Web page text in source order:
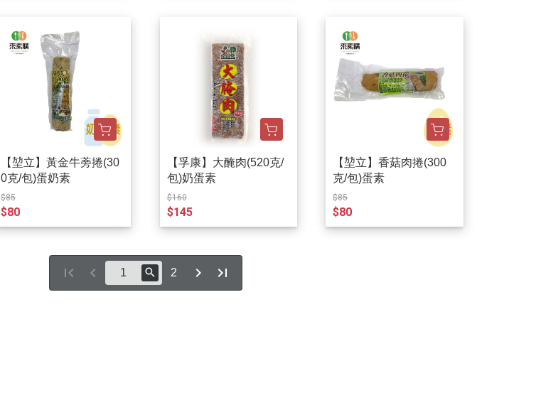
【堃立】黃金牛蒡捲(30
0克/包)蛋奶素
$85
$80
【孚康】大醃肉(520克/
包)奶蛋素
$160
$145
【堃立】香菇肉捲(300
克/包)蛋素
$85
$80
2